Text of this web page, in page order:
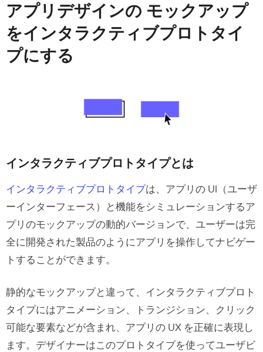
アプリデザインの モックアップ
をインタラクティブプロトタイ
プにする
インタラクティブプロトタイプとは
インタラクティブプロトタイプは、アプリの UI（ユーザ
ーインターフェース）と機能をシミュレーションするア
プリのモックアップの動的バージョンで、ユーザーは完
全に開発された製品のようにアプリを操作してナビゲー
トすることができます。
静的なモックアップと違って、インタラクティブプロト
タイプにはアニメーション、トランジション、クリック
可能な要素などが含まれ、アプリの UX を正確に表現し
ます。デザイナーはこのプロトタイプを使ってユーザビ